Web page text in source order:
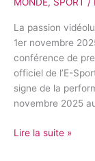
La passion
1er novembre
conférence de
officiel de l’E-
signe de la
novembre 2025
Lire la suite »